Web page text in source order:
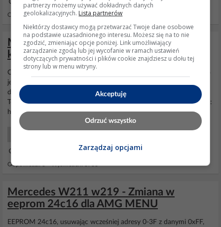
10 Kwi 2025 08:42
Odpowiedzi: 7 Wyświetleń: 7260
Mercedes A170 W169, 2005r. - reset
kilometrów na liczniku
Ogarnij się trochę - twoja A-klasa nie jest jedyna na drodze. To auto
jest w produkcji już ćwierć wieku i nikt nie będzie się na forum
domyślał która to generacja i jaki rocznik! "A-170" nie znaczy NIC.
To jest A-klasa o pojemności silnika 1700. I tylko tyle. Popatrz sobie:
https://en.wikipedia.org/wiki/Mercedes-B...
Odpowiedzi: 3 Wyświetleń: 3783
Mercedes W211 w219 - Zmiana w
eeprom 24c16 dla AMG MENU
EEPROM 24c16, usuwając wcześniej adresy 0-3F z danymi 0xFF,
partnerzy możemy używać dokładnych danych
geolokalizacyjnych. Lista partnerów
Niektórzy dostawcy mogą przetwarzać Twoje dane osobowe
na podstawie uzasadnionego interesu. Możesz się na to nie
zgodzić, zmieniając opcje poniżej. Link umożliwiający
zarządzanie zgodą lub jej wycofanie w ramach ustawień
dotyczących prywatności i plików cookie znajdziesz u dołu tej
strony lub w menu witryny.
Akceptuję
Odrzuć wszystko
Zarządzaj opcjami